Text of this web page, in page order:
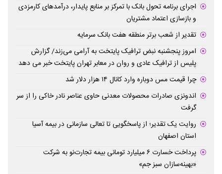
اجرای برنامه تحول بانک با تمرکز بر منابع پایدار، درآمدهای کارمزدی
و بازسازی اعتماد مشتریان
تقدیر از شعب برتر منطقه هفت بانک سرمایه
امروز پنجشنبه نبض ترافیک پایتخت به آرامی می‌زند/ گزارش
پلیس از ترافیک عادی و روان در معابر تهران پایتخت خبر می دهد
چرا قیمت مس دوباره وارد کانال ۱۴ هزار دلار شد
اندونزی صادرات محصولات معدنی حاوی عناصر نادر خاکی را از سر
گرفت
روایت یک تقدیر؛ از پاسخگویی تا تعالی سازمانی در بیمه آسیا
استان اصفهان
پرداخت خسارت ۶ میلیارد تومانی بیمه تجارت‌نو به شرکت
«بهینه‌سازان سبز جم»